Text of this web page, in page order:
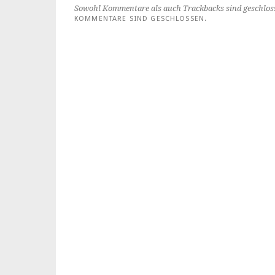
Sowohl Kommentare als auch Trackbacks sind
KOMMENTARE SIND GESCHLOSSEN.